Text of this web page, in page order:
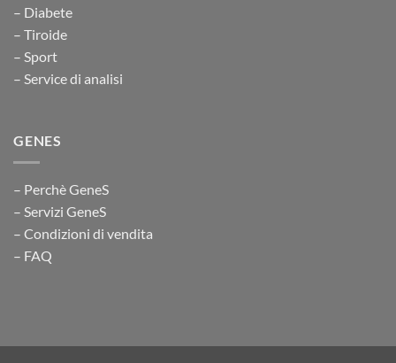
– Diabete
– Tiroide
– Sport
– Service di analisi
GENES
– Perchè GeneS
– Servizi GeneS
– Condizioni di vendita
– FAQ